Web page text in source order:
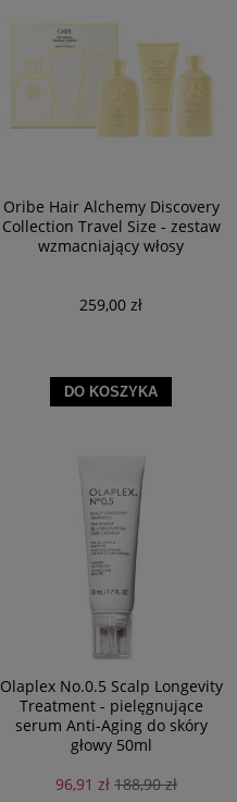
Oribe Hair Alchemy Discovery
Collection Travel Size - zestaw
wzmacniający włosy
259,00 zł
DO KOSZYKA
Olaplex No.0.5 Scalp Longevity
Treatment - pielęgnujące
serum Anti-Aging do skóry
głowy 50ml
96,91 zł 188,90 zł